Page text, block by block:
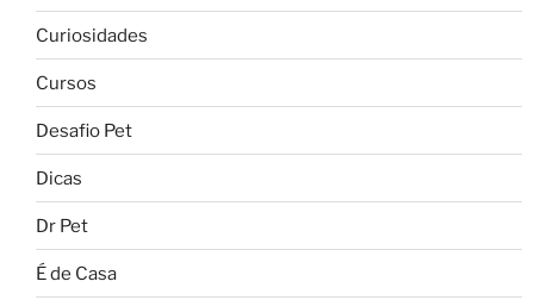
Curiosidades
Cursos
Desafio Pet
Dicas
Dr Pet
É de Casa